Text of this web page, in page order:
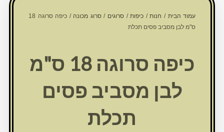
עמוד הבית/חנות/כיפות/סרוגים/סרוג מכונה
/ כיפה סרוגה 18
ס"מ לבן מסביב פסים תכלת
כיפה סרוגה 18 ס"מ
לבן מסביב פסים
תכלת